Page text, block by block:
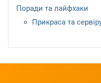
Поради та лайфхаки
Прикраса та